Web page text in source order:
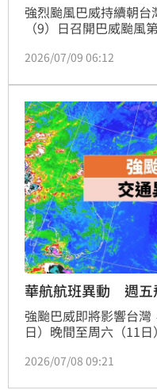
強烈颱風巴威持續朝
（9）日召開巴威颱風
劇烈，國籍航空均已取
2026/07/09 06:12
華航航班異動 週五
強颱巴威即將影響台
日）晚間至周六（11
布停航，龜山島預警性
2026/07/08 09:21